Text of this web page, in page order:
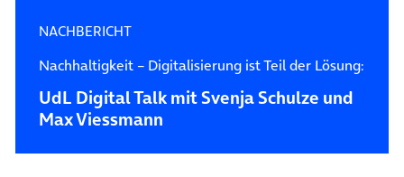
NACHBERICHT
Nachhaltigkeit – Digitalisierung ist Teil der Lösung:
UdL Digital Talk mit Svenja Schulze und
Max Viessmann